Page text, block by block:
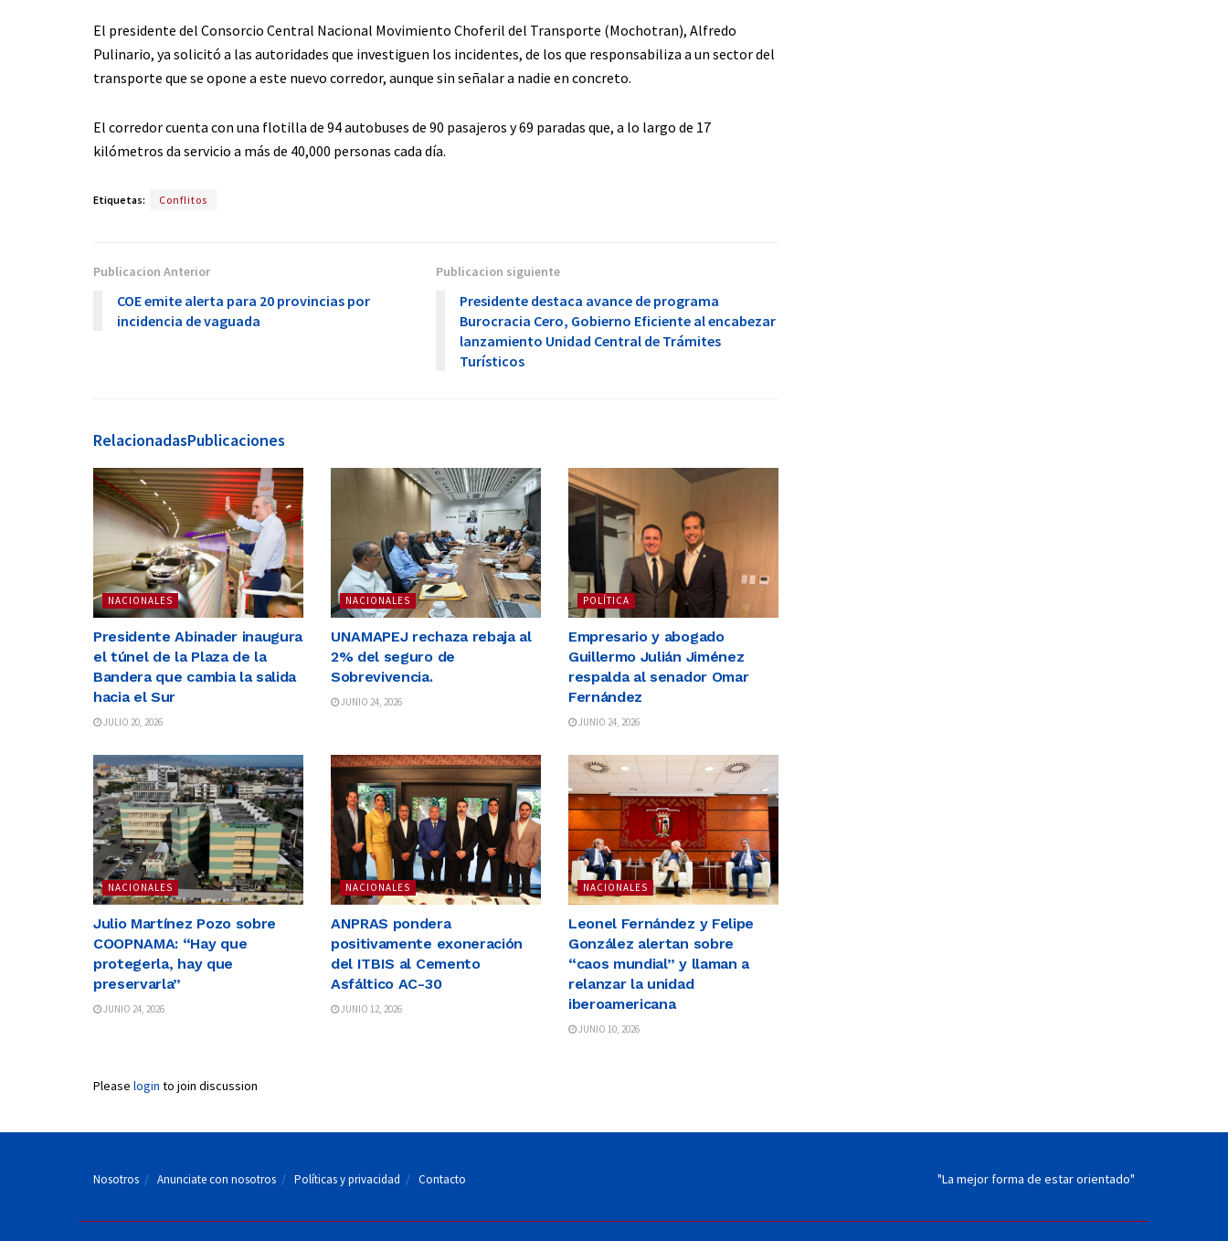
El presidente del Consorcio Central Nacional Movimiento Choferil del Transporte (Mochotran), Alfredo
Pulinario, ya solicitó a las autoridades que investiguen los incidentes, de los que responsabiliza a un sector del
transporte que se opone a este nuevo corredor, aunque sin señalar a nadie en concreto.
El corredor cuenta con una flotilla de 94 autobuses de 90 pasajeros y 69 paradas que, a lo largo de 17
kilómetros da servicio a más de 40,000 personas cada día.
Etiquetas: Conflitos
Publicacion Anterior
COE emite alerta para 20 provincias por
incidencia de vaguada
Publicacion siguiente
Presidente destaca avance de programa
Burocracia Cero, Gobierno Eficiente al encabezar
lanzamiento Unidad Central de Trámites
Turísticos
RelacionadasPublicaciones
NACIONALES
Presidente Abinader inaugura
el túnel de la Plaza de la
Bandera que cambia la salida
hacia el Sur
JULIO 20, 2026
NACIONALES
UNAMAPEJ rechaza rebaja al
2% del seguro de
Sobrevivencia.
JUNIO 24, 2026
POLÍTICA
Empresario y abogado
Guillermo Julián Jiménez
respalda al senador Omar
Fernández
JUNIO 24, 2026
NACIONALES
Julio Martínez Pozo sobre
COOPNAMA: “Hay que
protegerla, hay que
preservarla”
JUNIO 24, 2026
NACIONALES
ANPRAS pondera
positivamente exoneración
del ITBIS al Cemento
Asfáltico AC-30
JUNIO 12, 2026
NACIONALES
Leonel Fernández y Felipe
González alertan sobre
“caos mundial” y llaman a
relanzar la unidad
iberoamericana
JUNIO 10, 2026
Please login to join discussion
Nosotros Anunciate con nosotros Políticas y privacidad Contacto "La mejor forma de estar orientado"